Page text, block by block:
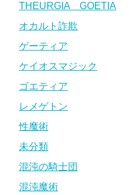
THEURGIA GOETIA
オカルト詐欺
ゲーティア
ケイオスマジック
ゴエティア
レメゲトン
性魔術
未分類
混沌の騎士団
混沌魔術